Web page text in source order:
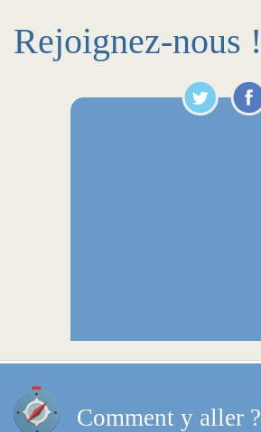
Rejoignez-nous !
Comment y aller ?